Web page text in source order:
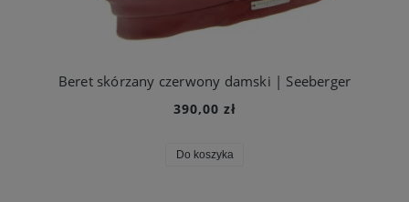
Beret skórzany czerwony damski | Seeberger
390,00 zł
Do koszyka